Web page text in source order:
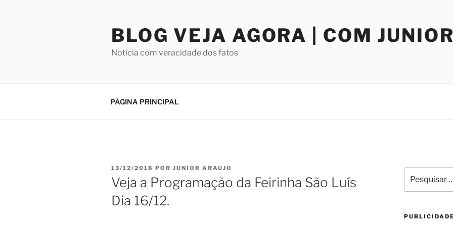
BLOG VEJA AGORA | COM
Notícia com veracidade dos fatos
PÁGINA PRINCIPAL
PUBLICADO
EM
13/12/2018 POR JUNIOR ARAUJO
Veja a Programação da Feirinha São Luís
Dia 16/12.
por: